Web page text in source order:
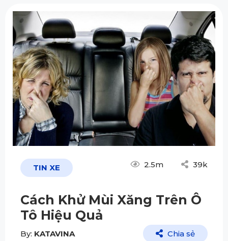
TIN XE 2.5m 39k
Cách Khử Mùi Xăng Trên Ô
Tô Hiệu Quả
By: KATAVINA
Chia sẻ